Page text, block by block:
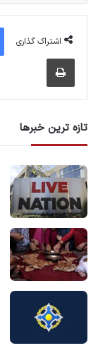
اشتراک گذاری
تازه ترین خبرها